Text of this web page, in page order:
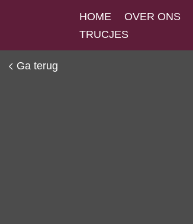
HOME OVER ONS
TRUCJES
Ga terug